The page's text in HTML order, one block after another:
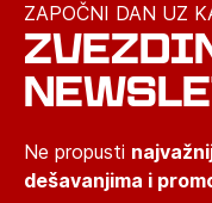
ZAPOČNI DAN UZ
Ne propusti
dešavanjima i